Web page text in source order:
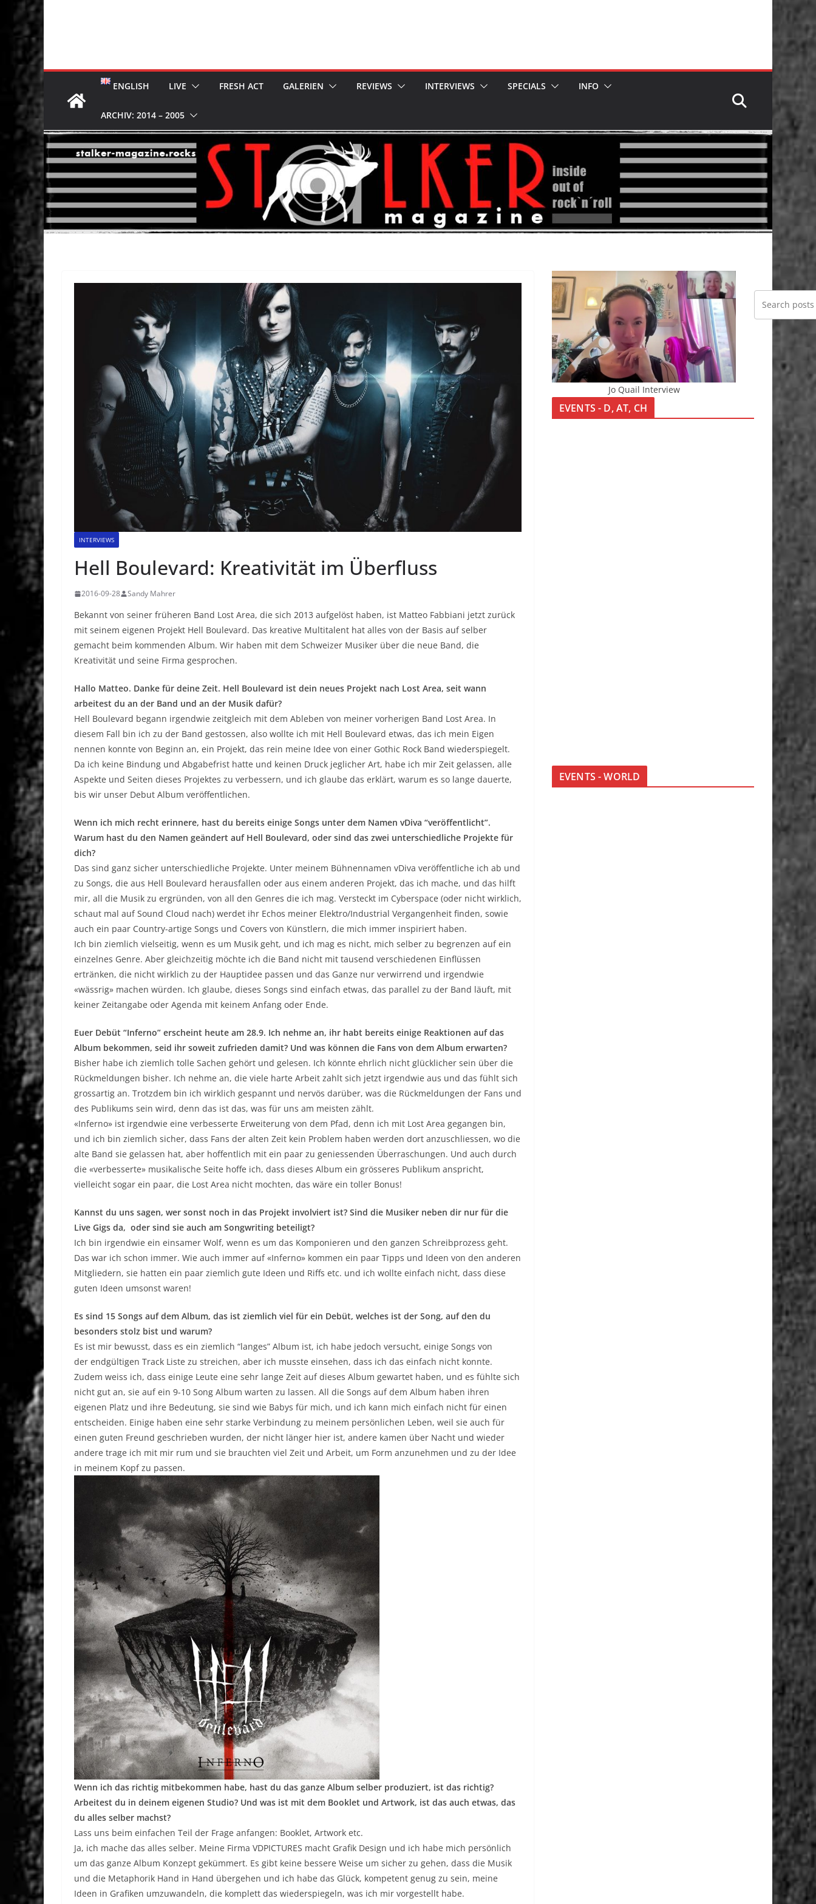
ENGLISH LIVE FRESH ACT GALERIEN REVIEWS INTERVIEWS SPECIALS INFO
ARCHIV: 2014 – 2005
INTERVIEWS
Hell Boulevard: Kreativität im Überfluss
2016-09-28 Sandy Mahrer
Bekannt von seiner früheren Band Lost Area, die sich 2013 aufgelöst haben, ist Matteo Fabbiani jetzt zurück
mit seinem eigenen Projekt Hell Boulevard. Das kreative Multitalent hat alles von der Basis auf selber
gemacht beim kommenden Album. Wir haben mit dem Schweizer Musiker über die neue Band, die
Kreativität und seine Firma gesprochen.
Hallo Matteo. Danke für deine Zeit. Hell Boulevard ist dein neues Projekt nach Lost Area, seit wann
arbeitest du an der Band und an der Musik dafür?
Hell Boulevard begann irgendwie zeitgleich mit dem Ableben von meiner vorherigen Band Lost Area. In
diesem Fall bin ich zu der Band gestossen, also wollte ich mit Hell Boulevard etwas, das ich mein Eigen
nennen konnte von Beginn an, ein Projekt, das rein meine Idee von einer Gothic Rock Band wiederspiegelt.
Da ich keine Bindung und Abgabefrist hatte und keinen Druck jeglicher Art, habe ich mir Zeit gelassen, alle
Aspekte und Seiten dieses Projektes zu verbessern, und ich glaube das erklärt, warum es so lange dauerte,
bis wir unser Debut Album veröffentlichen.
Wenn ich mich recht erinnere, hast du bereits einige Songs unter dem Namen vDiva “veröffentlicht”.
Warum hast du den Namen geändert auf Hell Boulevard, oder sind das zwei unterschiedliche Projekte für
dich?
Das sind ganz sicher unterschiedliche Projekte. Unter meinem Bühnennamen vDiva veröffentliche ich ab und
zu Songs, die aus Hell Boulevard herausfallen oder aus einem anderen Projekt, das ich mache, und das hilft
mir, all die Musik zu ergründen, von all den Genres die ich mag. Versteckt im Cyberspace (oder nicht wirklich,
schaut mal auf Sound Cloud nach) werdet ihr Echos meiner Elektro/Industrial Vergangenheit finden, sowie
auch ein paar Country-artige Songs und Covers von Künstlern, die mich immer inspiriert haben.
Ich bin ziemlich vielseitig, wenn es um Musik geht, und ich mag es nicht, mich selber zu begrenzen auf ein
einzelnes Genre. Aber gleichzeitig möchte ich die Band nicht mit tausend verschiedenen Einflüssen
ertränken, die nicht wirklich zu der Hauptidee passen und das Ganze nur verwirrend und irgendwie
«wässrig» machen würden. Ich glaube, dieses Songs sind einfach etwas, das parallel zu der Band läuft, mit
keiner Zeitangabe oder Agenda mit keinem Anfang oder Ende.
Euer Debüt “Inferno” erscheint heute am 28.9. Ich nehme an, ihr habt bereits einige Reaktionen auf das
Album bekommen, seid ihr soweit zufrieden damit? Und was können die Fans von dem Album erwarten?
Bisher habe ich ziemlich tolle Sachen gehört und gelesen. Ich könnte ehrlich nicht glücklicher sein über die
Rückmeldungen bisher. Ich nehme an, die viele harte Arbeit zahlt sich jetzt irgendwie aus und das fühlt sich
grossartig an. Trotzdem bin ich wirklich gespannt und nervös darüber, was die Rückmeldungen der Fans und
des Publikums sein wird, denn das ist das, was für uns am meisten zählt.
«Inferno» ist irgendwie eine verbesserte Erweiterung von dem Pfad, denn ich mit Lost Area gegangen bin,
und ich bin ziemlich sicher, dass Fans der alten Zeit kein Problem haben werden dort anzuschliessen, wo die
alte Band sie gelassen hat, aber hoffentlich mit ein paar zu geniessenden Überraschungen. Und auch durch
die «verbesserte» musikalische Seite hoffe ich, dass dieses Album ein grösseres Publikum anspricht,
vielleicht sogar ein paar, die Lost Area nicht mochten, das wäre ein toller Bonus!
Kannst du uns sagen, wer sonst noch in das Projekt involviert ist? Sind die Musiker neben dir nur für die
Live Gigs da, oder sind sie auch am Songwriting beteiligt?
Ich bin irgendwie ein einsamer Wolf, wenn es um das Komponieren und den ganzen Schreibprozess geht.
Das war ich schon immer. Wie auch immer auf «Inferno» kommen ein paar Tipps und Ideen von den anderen
Mitgliedern, sie hatten ein paar ziemlich gute Ideen und Riffs etc. und ich wollte einfach nicht, dass diese
guten Ideen umsonst waren!
Es sind 15 Songs auf dem Album, das ist ziemlich viel für ein Debüt, welches ist der Song, auf den du
besonders stolz bist und warum?
Es ist mir bewusst, dass es ein ziemlich “langes” Album ist, ich habe jedoch versucht, einige Songs von
der endgültigen Track Liste zu streichen, aber ich musste einsehen, dass ich das einfach nicht konnte.
Zudem weiss ich, dass einige Leute eine sehr lange Zeit auf dieses Album gewartet haben, und es fühlte sich
nicht gut an, sie auf ein 9-10 Song Album warten zu lassen. All die Songs auf dem Album haben ihren
eigenen Platz und ihre Bedeutung, sie sind wie Babys für mich, und ich kann mich einfach nicht für einen
entscheiden. Einige haben eine sehr starke Verbindung zu meinem persönlichen Leben, weil sie auch für
einen guten Freund geschrieben wurden, der nicht länger hier ist, andere kamen über Nacht und wieder
andere trage ich mit mir rum und sie brauchten viel Zeit und Arbeit, um Form anzunehmen und zu der Idee
in meinem Kopf zu passen.
Wenn ich das richtig mitbekommen habe, hast du das ganze Album selber produziert, ist das richtig?
Arbeitest du in deinem eigenen Studio? Und was ist mit dem Booklet und Artwork, ist das auch etwas, das
du alles selber machst?
Lass uns beim einfachen Teil der Frage anfangen: Booklet, Artwork etc.
Ja, ich mache das alles selber. Meine Firma VDPICTURES macht Grafik Design und ich habe mich persönlich
um das ganze Album Konzept gekümmert. Es gibt keine bessere Weise um sicher zu gehen, dass die Musik
und die Metaphorik Hand in Hand übergehen und ich habe das Glück, kompetent genug zu sein, meine
Ideen in Grafiken umzuwandeln, die komplett das wiederspiegeln, was ich mir vorgestellt habe.
Jo Quail Interview
EVENTS - D, AT, CH
EVENTS - WORLD